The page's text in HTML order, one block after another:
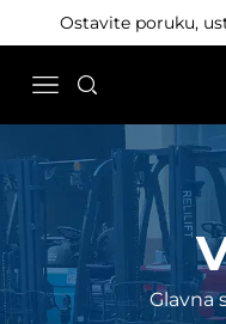
Ostavite poruku,
Glavna